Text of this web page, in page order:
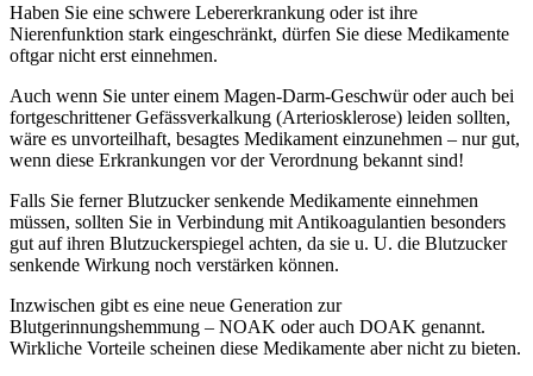
Haben Sie eine schwere Lebererkrankung oder ist ihre
Nierenfunktion stark eingeschränkt, dürfen Sie diese Medikamente
oftgar nicht erst einnehmen.
Auch wenn Sie unter einem Magen-Darm-Geschwür oder auch bei
fortgeschrittener Gefässverkalkung (Arteriosklerose) leiden sollten,
wäre es unvorteilhaft, besagtes Medikament einzunehmen – nur gut,
wenn diese Erkrankungen vor der Verordnung bekannt sind!
Falls Sie ferner Blutzucker senkende Medikamente einnehmen
müssen, sollten Sie in Verbindung mit Antikoagulantien besonders
gut auf ihren Blutzuckerspiegel achten, da sie u. U. die Blutzucker
senkende Wirkung noch verstärken können.
Inzwischen gibt es eine neue Generation zur
Blutgerinnungshemmung – NOAK oder auch DOAK genannt.
Wirkliche Vorteile scheinen diese Medikamente aber nicht zu bieten.